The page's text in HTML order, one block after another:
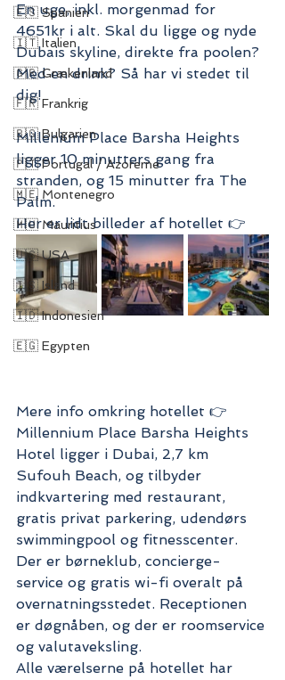
🇪🇸 Spanien
🇮🇹 Italien
🇬🇷 Grækenland
🇫🇷 Frankrig
🇧🇬 Bulgarien
🇵🇹 Portugal / Azorerne
🇲🇪 Montenegro
🇲🇺 Mauritius
🇺🇸 USA
🇮🇸 Island
🇮🇩 Indonesien
🇪🇬 Egypten
En uge, inkl. morgenmad for
4651kr i alt. Skal du ligge og nyde
Dubais skyline, direkte fra poolen?
Med en drink? Så har vi stedet til
dig!
Millenium Place Barsha Heights
ligger 10 minutters gang fra
stranden, og 15 minutter fra The
Palm.
Her er lidt billeder af hotellet 👉
Mere info omkring hotellet 👉
Millennium Place Barsha Heights
Hotel ligger i Dubai, 2,7 km
Sufouh Beach, og tilbyder
indkvartering med restaurant,
gratis privat parkering, udendørs
swimmingpool og fitnesscenter.
Der er børneklub, concierge-
service og gratis wi-fi overalt på
overnatningsstedet. Receptionen
er døgnåben, og der er roomservice
og valutaveksling.
Alle værelserne på hotellet har